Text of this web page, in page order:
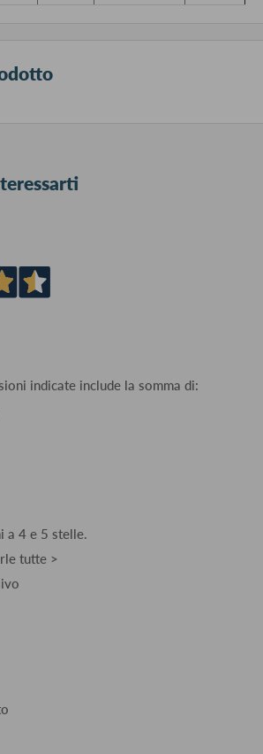
indicate include la somma di:
a 4 e 5 stelle.
tutte >